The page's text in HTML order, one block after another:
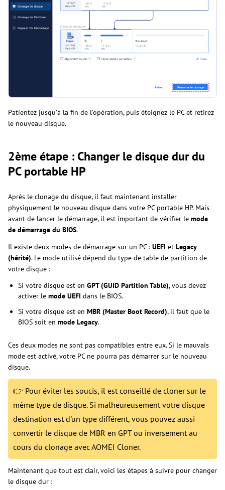
Patientez jusqu’à la fin de l’opération, puis éteignez le PC et retirez
le nouveau disque.
2ème étape : Changer le disque dur du
PC portable HP
Après le clonage du disque, il faut maintenant installer
physiquement le nouveau disque dans votre PC portable HP. Mais
avant de lancer le démarrage, il est important de vérifier le mode
de démarrage du BIOS.
Il existe deux modes de démarrage sur un PC : UEFI et Legacy
(hérité). Le mode utilisé dépend du type de table de partition de
votre disque :
Si votre disque est en GPT (GUID Partition Table), vous devez
activer le mode UEFI dans le BIOS.
Si votre disque est en MBR (Master Boot Record), il faut que le
BIOS soit en mode Legacy.
Ces deux modes ne sont pas compatibles entre eux. Si le mauvais
mode est activé, votre PC ne pourra pas démarrer sur le nouveau
disque.
👉 Pour éviter les soucis, il est conseillé de cloner sur le
même type de disque. Si malheureusement votre disque
destination est d'un type différent, vous pouvez aussi
convertir le disque de MBR en GPT ou inversement au
cours du clonage avec AOMEI Cloner.
Maintenant que tout est clair, voici les étapes à suivre pour changer
le disque dur :